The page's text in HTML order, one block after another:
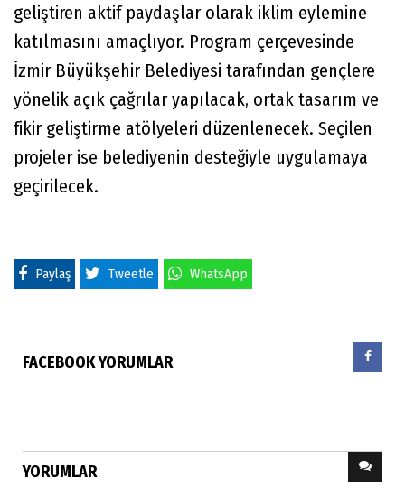
geliştiren aktif paydaşlar olarak iklim eylemine
katılmasını amaçlıyor. Program çerçevesinde
İzmir Büyükşehir Belediyesi tarafından gençlere
yönelik açık çağrılar yapılacak, ortak tasarım ve
fikir geliştirme atölyeleri düzenlenecek. Seçilen
projeler ise belediyenin desteğiyle uygulamaya
geçirilecek.
Paylaş Tweetle WhatsApp
FACEBOOK YORUMLAR
YORUMLAR